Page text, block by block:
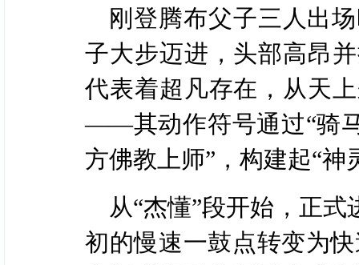
刚登腾布父子三人出
子大步迈进，头部高昂
代表着超凡存在，从天
——其动作符号通过“骑
方佛教上师”，构建起“
从“杰懂”段开始，正
初的慢速一鼓点转变为